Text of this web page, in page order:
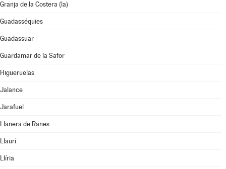
Granja de la Costera (la)
Guadasséquies
Guadassuar
Guardamar de la Safor
Higueruelas
Jalance
Jarafuel
Llanera de Ranes
Llaurí
Llíria